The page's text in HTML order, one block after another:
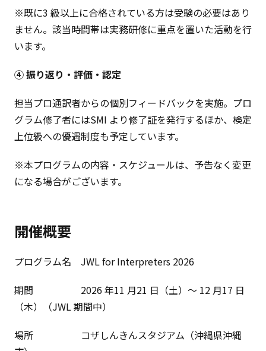
※既に3 級以上に合格されている方は受験の必要はあり
ません。該当時間帯は実務研修に重点を置いた活動を行
います。
④ 振り返り・評価・認定
担当プロ通訳者からの個別フィードバックを実施。プロ
グラム修了者にはSMI より修了証を発行するほか、検定
上位級への優遇制度も予定しています。
※本プログラムの内容・スケジュールは、予告なく変更
になる場合がございます。
開催概要
プログラム名 JWL for Interpreters 2026
期間 2026 年11 月21 日（土）〜 12 月17 日
（木）（JWL 期間中）
場所 コザしんきんスタジアム（沖縄県沖縄